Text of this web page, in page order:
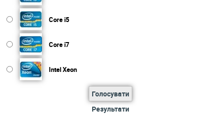
Core i5
Core i7
Intel Xeon
Голосувати
Результати